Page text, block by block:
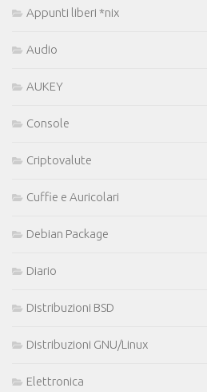
Appunti liberi *nix
Audio
AUKEY
Console
Criptovalute
Cuffie e Auricolari
Debian Package
Diario
Distribuzioni BSD
Distribuzioni GNU/Linux
Elettronica